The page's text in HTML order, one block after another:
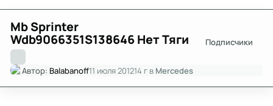
Mb Sprinter
Wdb9066351S138646 Нет Тяги Подписчики
Автор: Balabanoff11 июля 201214 г в Mercedes